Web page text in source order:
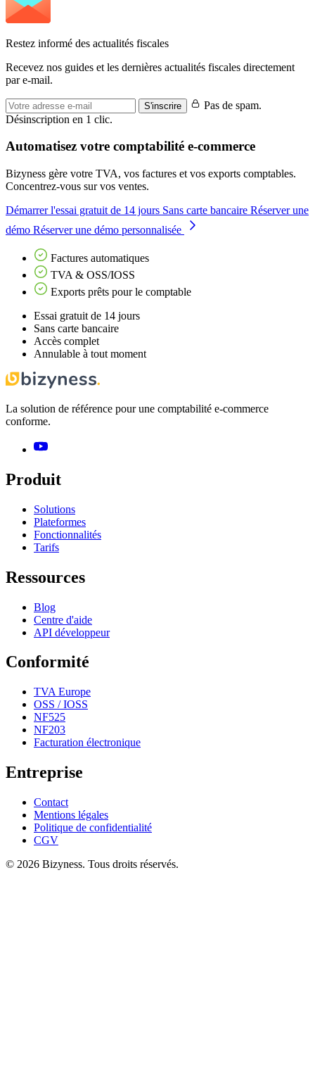
Restez informé des actualités fiscales
Recevez nos guides et les dernières actualités fiscales directement
par e-mail.
S'inscrire
Pas de spam.
Désinscription en 1 clic.
Automatisez votre comptabilité e-commerce
Bizyness gère votre TVA, vos factures et vos exports comptables.
Concentrez-vous sur vos ventes.
Démarrer l'essai gratuit de 14 jours Sans carte bancaire Réserver une
démo Réserver une démo personnalisée
Factures automatiques
TVA & OSS/IOSS
Exports prêts pour le comptable
Essai gratuit de 14 jours
Sans carte bancaire
Accès complet
Annulable à tout moment
La solution de référence pour une comptabilité e-commerce
conforme.
Produit
Solutions
Plateformes
Fonctionnalités
Tarifs
Ressources
Blog
Centre d'aide
API développeur
Conformité
TVA Europe
OSS / IOSS
NF525
NF203
Facturation électronique
Entreprise
Contact
Mentions légales
Politique de confidentialité
CGV
© 2026 Bizyness. Tous droits réservés.